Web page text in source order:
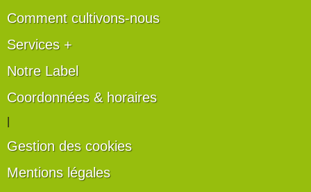
Comment cultivons-nous
Services +
Notre Label
Coordonnées & horaires
Gestion des cookies
Mentions légales